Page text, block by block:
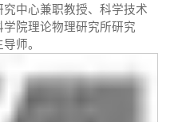
中心兼职教授、科学技术
院理论物理研究所研究
师。